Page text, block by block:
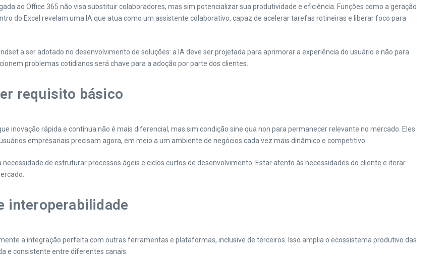
ao Office 365 não visa substituir colaboradores, mas sim potencializar sua produtividade e eficiência. Funções como a geração
do Excel revelam uma IA que atua como um assistente colaborativo, capaz de acelerar tarefas rotineiras e liberar foco para
a ser adotado no desenvolvimento de soluções: a IA deve ser projetada para aprimorar a experiência do usuário e não para
problemas cotidianos será chave para a adoção por parte dos clientes.
requisito básico
inovação rápida e contínua não é mais diferencial, mas sim condição sine qua non para permanecer relevante no mercado. Eles
empresariais precisam agora, em meio a um ambiente de negócios cada vez mais dinâmico e competitivo.
de estruturar processos ágeis e ciclos curtos de desenvolvimento. Estar atento às necessidades do cliente e iterar
interoperabilidade
a integração perfeita com outras ferramentas e plataformas, inclusive de terceiros. Isso amplia o ecossistema produtivo das
e consistente entre diferentes canais.